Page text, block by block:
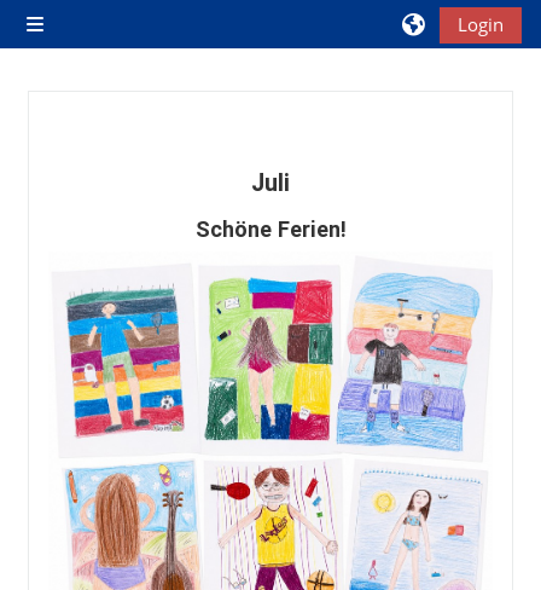
Zum Hauptinhalt
Website-Übersicht
Login
Juli
Schöne Ferien!